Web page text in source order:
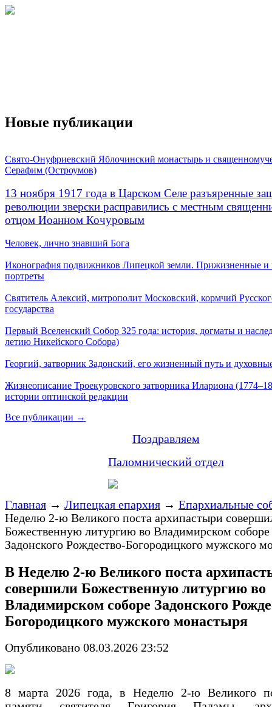
Новые публикации
Свято-Онуфриевский Яблочинский монастырь и
Серафим (Остроумов)
13 ноября 1917 года в Царском Селе разъяренные
революции зверски расправились с местным
отцом Иоанном Кочуровым
Человек, лично знавший Бога
Иконография подвижников Липецкой земли. Прижизненные и
портреты
Святитель Алексий, митрополит Московский, кормчий
государства
Первый Вселенский Собор 325 года: история, догматы и
летию Никейского Собора)
Георгий, затворник Задонский, его жизненный путь и
Жизнеописание Троекуровского затворника Илариона
истории оптинской редакции
Все публикации →
Поздравляем
Паломнический отдел
Главная → Липецкая епархия → Епархиальные
Неделю 2-ю Великого поста архипастыри
Божественную литургию во Владимирском соборе
Задонского Рождество-Богородицкого мужского
В Неделю 2-ю Великого поста
совершили Божественную литургию во
Владимирском соборе Задонского
Богородицкого мужского монастыря
Опубликовано 08.03.2026 23:52
8 марта 2026 года, в Неделю 2-ю Великого